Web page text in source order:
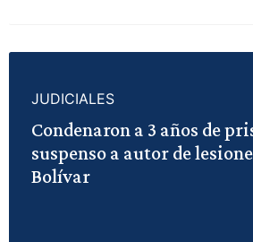
JUDICIALES
Condenaron a 3 años de
suspenso a autor de
Bolívar